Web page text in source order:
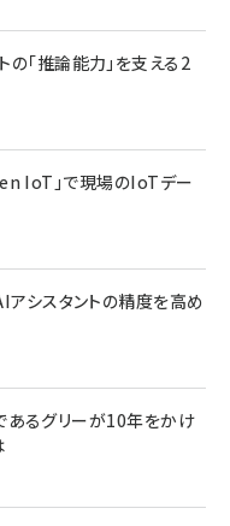
「推論能力」を支える2
IoT」で現場のIoTデー
アシスタントの精度を高め
あるグリーが10年をかけ